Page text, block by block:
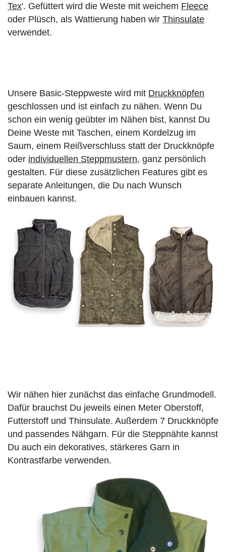
Tex'. Gefüttert wird die Weste mit weichem Fleece
oder Plüsch, als Wattierung haben wir Thinsulate
verwendet.
Unsere Basic-Steppweste wird mit Druckknöpfen
geschlossen und ist einfach zu nähen. Wenn Du
schon ein wenig geübter im Nähen bist, kannst Du
Deine Weste mit Taschen, einem Kordelzug im
Saum, einem Reißverschluss statt der Druckknöpfe
oder individuellen Steppmustern, ganz persönlich
gestalten. Für diese zusätzlichen Features gibt es
separate Anleitungen, die Du nach Wunsch
einbauen kannst.
Wir nähen hier zunächst das einfache Grundmodell.
Dafür brauchst Du jeweils einen Meter Oberstoff,
Futterstoff und Thinsulate. Außerdem 7 Druckknöpfe
und passendes Nähgarn. Für die Steppnähte kannst
Du auch ein dekoratives, stärkeres Garn in
Kontrastfarbe verwenden.